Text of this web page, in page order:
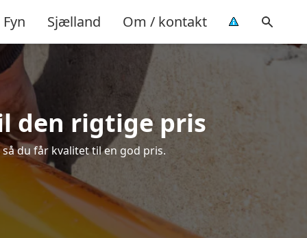
Fyn Sjælland Om / kontakt
den rigtige pris
du får kvalitet til en god pris.